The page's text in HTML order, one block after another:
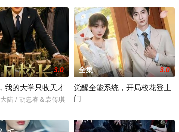
3.0
我的大学只收天才
陆 / 胡忠睿＆袁传琪
全集 3.0
觉醒全能系统，开局校花登上
门